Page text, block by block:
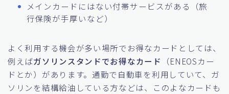
メインカードにはない付帯サービスがある（旅
行保険が手厚いなど）
よく利用する機会が多い場所でお得なカードとしては、
例えばガソリンスタンドでお得なカード
（ENEOSカー
ドとか）があります。通勤で自動車を利用していて、ガ
ソリンを結構給油している方などは、このよなカードも